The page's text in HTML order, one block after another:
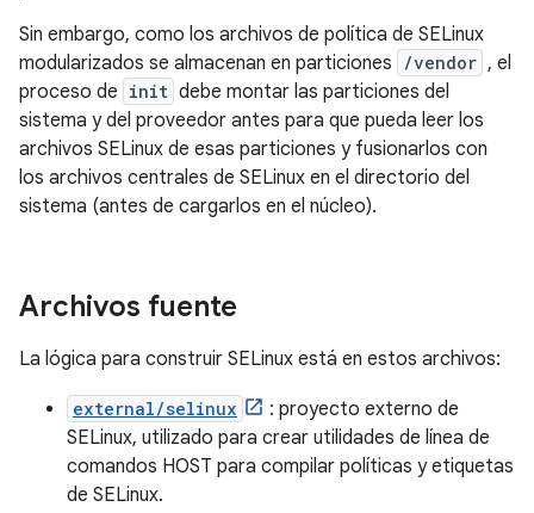
Sin embargo, como los archivos de política de SELinux
modularizados se almacenan en particiones
/vendor , el
proceso de init debe montar las particiones del
sistema y del proveedor antes para que pueda leer los
archivos SELinux de esas particiones y fusionarlos con
los archivos centrales de SELinux en el directorio del
sistema (antes de cargarlos en el núcleo).
Archivos fuente
La lógica para construir SELinux está en estos archivos:
external/selinux
: proyecto externo de
SELinux, utilizado para crear utilidades de línea de
comandos HOST para compilar políticas y etiquetas
de SELinux.